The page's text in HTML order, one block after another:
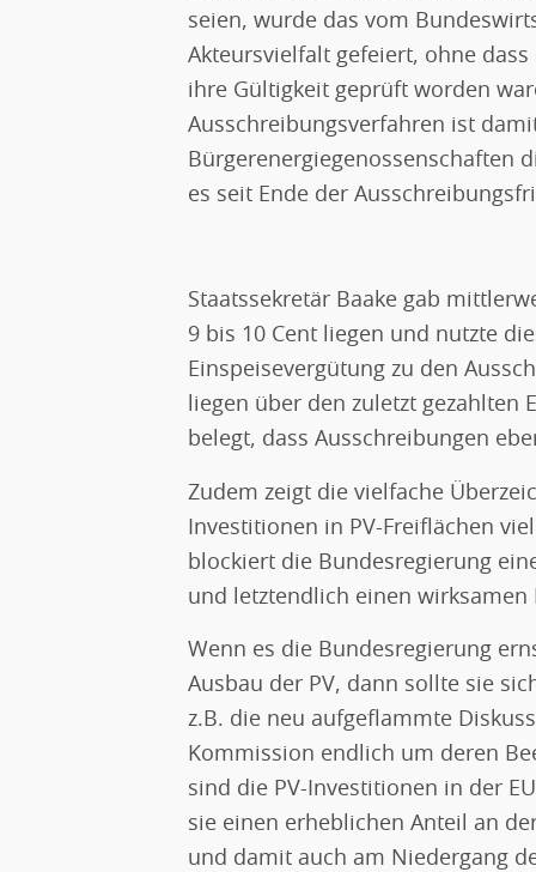
seien, wurde das vom
Akteursvielfalt gefeiert, ohne
ihre Gültigkeit geprüft worden
Ausschreibungsverfahren ist
Bürgerenergiegenossenschaften
es seit Ende der
Staatssekretär Baake gab
9 bis 10 Cent liegen und nutzte
Einspeisevergütung zu den
liegen über den zuletzt gezahlten
belegt, dass Ausschreibungen
Zudem zeigt die vielfache
Investitionen in PV-Freiflächen
blockiert die Bundesregierung
und letztendlich einen wirksamen
Wenn es die Bundesregierung
Ausbau der PV, dann sollte sie
z.B. die neu aufgeflammte
Kommission endlich um deren
sind die PV-Investitionen in der
sie einen erheblichen Anteil an
und damit auch am Niedergang